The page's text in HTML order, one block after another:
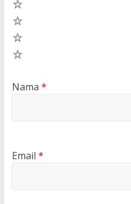
Nama *
Email *